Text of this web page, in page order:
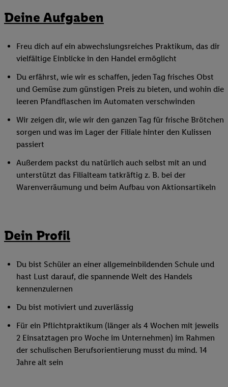
Deine Aufgaben
Freu dich auf ein abwechslungsreiches Praktikum, das dir
vielfältige Einblicke in den Handel ermöglicht
Du erfährst, wie wir es schaffen, jeden Tag frisches Obst
und Gemüse zum günstigen Preis zu bieten, und wohin die
leeren Pfandflaschen im Automaten verschwinden
Wir zeigen dir, wie wir den ganzen Tag für frische Brötchen
sorgen und was im Lager der Filiale hinter den Kulissen
passiert
Außerdem packst du natürlich auch selbst mit an und
unterstützt das Filialteam tatkräftig z. B. bei der
Warenverräumung und beim Aufbau von Aktionsartikeln
Dein Profil
Du bist Schüler an einer allgemeinbildenden Schule und
hast Lust darauf, die spannende Welt des Handels
kennenzulernen
Du bist motiviert und zuverlässig
Für ein Pflichtpraktikum (länger als 4 Wochen mit jeweils
2 Einsatztagen pro Woche im Unternehmen) im Rahmen
der schulischen Berufsorientierung musst du mind. 14
Jahre alt sein